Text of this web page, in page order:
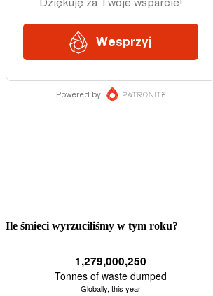
Ile śmieci wyrzuciliśmy w tym roku?